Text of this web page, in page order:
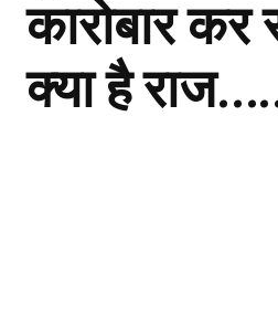
कारोबार कर
क्या है